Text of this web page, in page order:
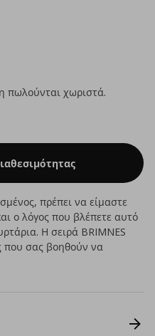
πωλούνται χωριστά.
πρέπει να είμαστε
ο λόγος που βλέπετε αυτό
Η σειρά BRIMNES
που σας βοηθούν να